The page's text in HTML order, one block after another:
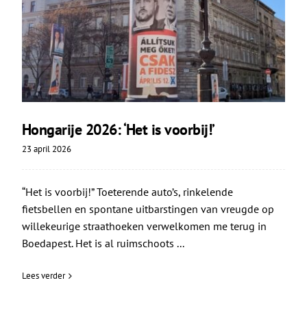
Hongarije 2026: ‘Het is voorbij!’
23 april 2026
“Het is voorbij!” Toeterende auto’s, rinkelende
fietsbellen en spontane uitbarstingen van vreugde op
willekeurige straathoeken verwelkomen me terug in
Boedapest. Het is al ruimschoots ...
Lees verder